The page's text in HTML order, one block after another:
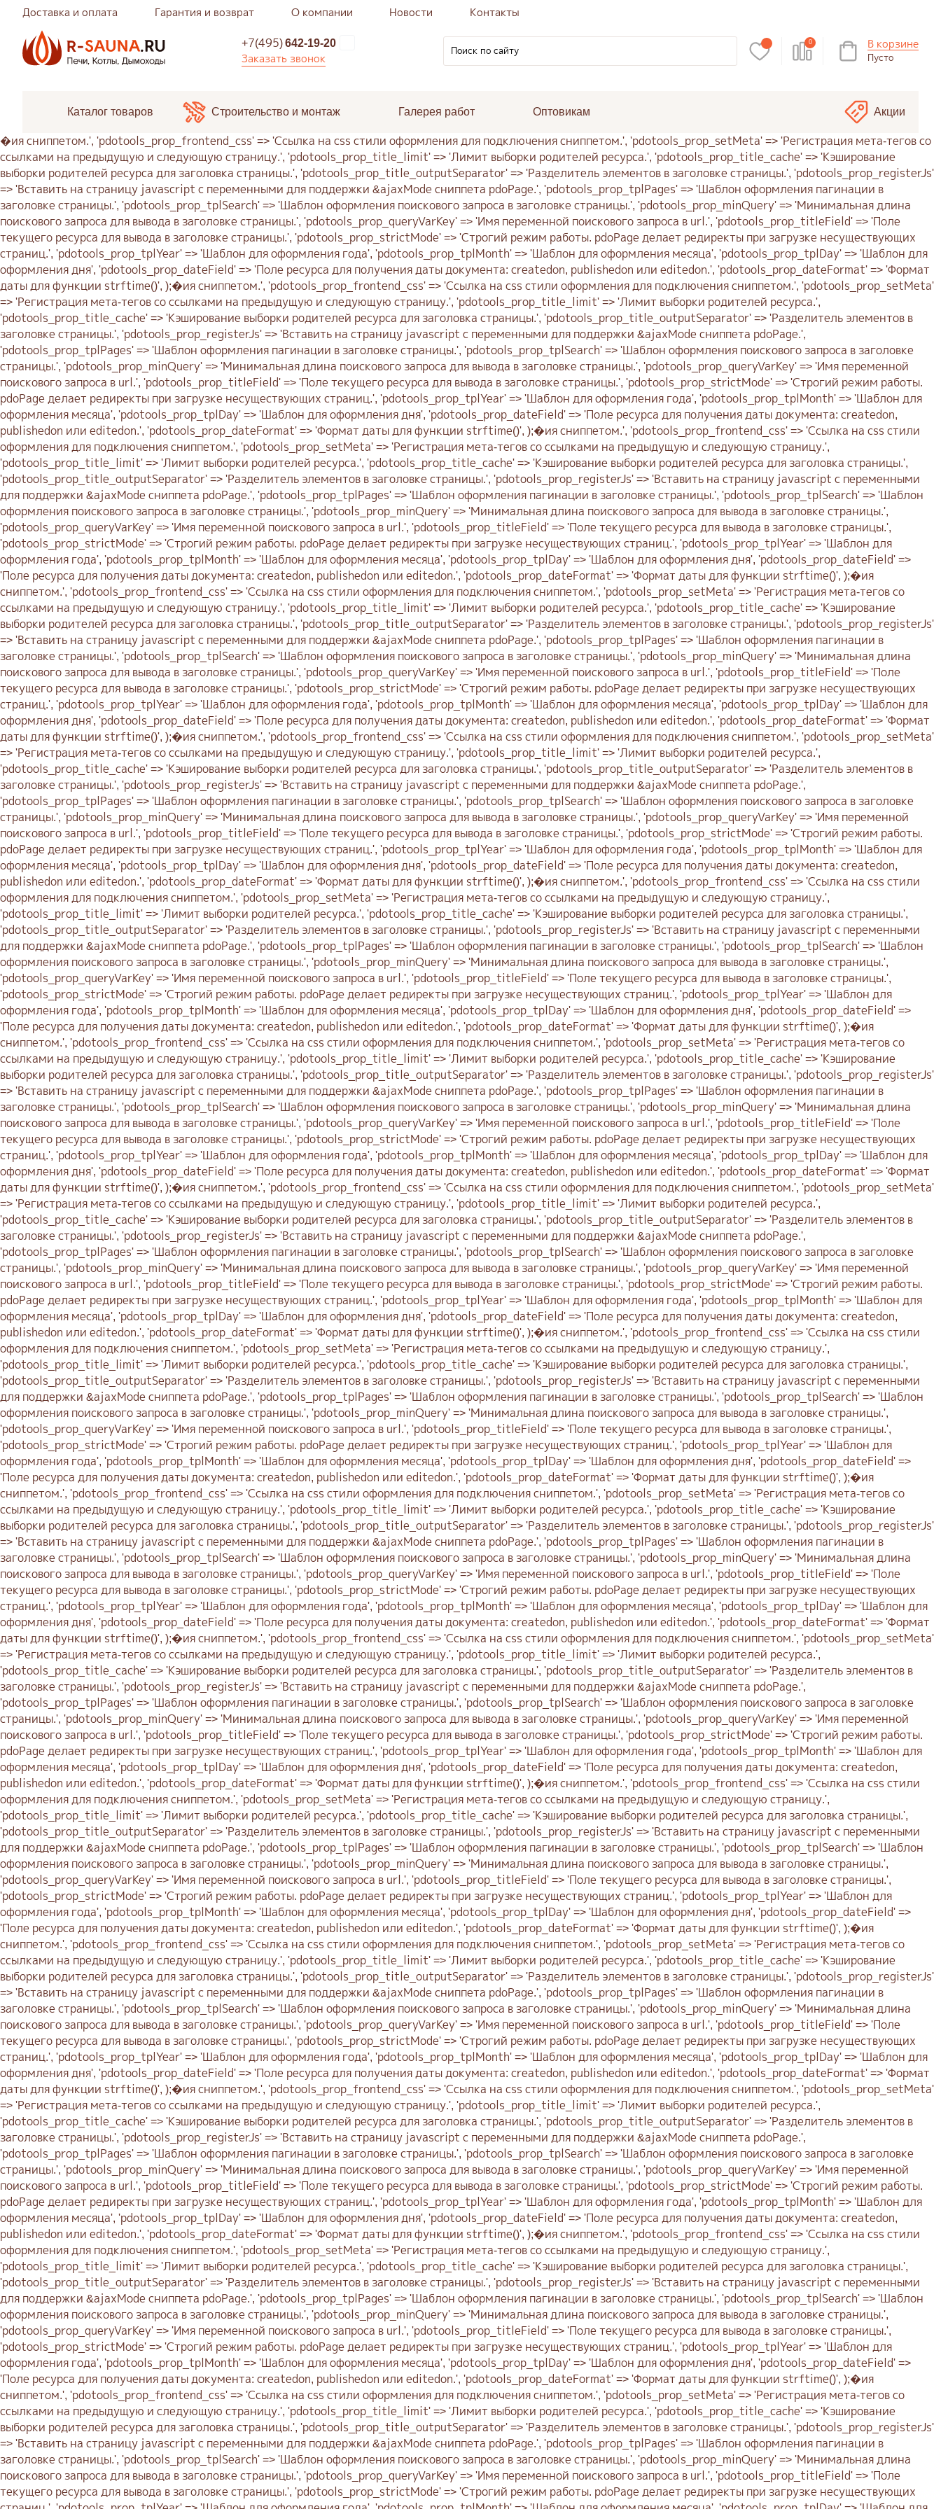
Доставка и оплата Гарантия и возврат О компании Новости Контакты
+7(495)642-19-20
Заказать звонок
0 В корзине
Пусто
Каталог товаров Строительство и монтаж Галерея работ Оптовикам Акции
�ия сниппетом.', 'pdotools_prop_frontend_css' => 'Ссылка на css стили оформления для подключения сниппетом.', 'pdotools_prop_setMeta' => 'Регистрация мета-тегов со ссылками на предыдущую и следующую страницу.', 'pdotools_prop_title_limit' => 'Лимит выборки родителей ресурса.', 'pdotools_prop_title_cache' => 'Кэширование выборки родителей ресурса для заголовка страницы.', 'pdotools_prop_title_outputSeparator' => 'Разделитель элементов в заголовке страницы.', 'pdotools_prop_registerJs' => 'Вставить на страницу javascript с переменными для поддержки &ajaxMode сниппета pdoPage.', 'pdotools_prop_tplPages' => 'Шаблон оформления пагинации в заголовке страницы.', 'pdotools_prop_tplSearch' => 'Шаблон оформления поискового запроса в заголовке страницы.', 'pdotools_prop_minQuery' => 'Минимальная длина поискового запроса для вывода в заголовке страницы.', 'pdotools_prop_queryVarKey' => 'Имя переменной поискового запроса в url.', 'pdotools_prop_titleField' => 'Поле текущего ресурса для вывода в заголовке страницы.', 'pdotools_prop_strictMode' => 'Строгий режим работы. pdoPage делает редиректы при загрузке несуществующих страниц.', 'pdotools_prop_tplYear' => 'Шаблон для оформления года', 'pdotools_prop_tplMonth' => 'Шаблон для оформления месяца', 'pdotools_prop_tplDay' => 'Шаблон для оформления дня', 'pdotools_prop_dateField' => 'Поле ресурса для получения даты документа: createdon, publishedon или editedon.', 'pdotools_prop_dateFormat' => 'Формат даты для функции strftime()', );�ия сниппетом.', 'pdotools_prop_frontend_css' => 'Ссылка на css стили оформления для подключения сниппетом.', 'pdotools_prop_setMeta' => 'Регистрация мета-тегов со ссылками на предыдущую и следующую страницу.', 'pdotools_prop_title_limit' => 'Лимит выборки родителей ресурса.', 'pdotools_prop_title_cache' => 'Кэширование выборки родителей ресурса для заголовка страницы.', 'pdotools_prop_title_outputSeparator' => 'Разделитель элементов в заголовке страницы.', 'pdotools_prop_registerJs' => 'Вставить на страницу javascript с переменными для поддержки &ajaxMode сниппета pdoPage.', 'pdotools_prop_tplPages' => 'Шаблон оформления пагинации в заголовке страницы.', 'pdotools_prop_tplSearch' => 'Шаблон оформления поискового запроса в заголовке страницы.', 'pdotools_prop_minQuery' => 'Минимальная длина поискового запроса для вывода в заголовке страницы.', 'pdotools_prop_queryVarKey' => 'Имя переменной поискового запроса в url.', 'pdotools_prop_titleField' => 'Поле текущего ресурса для вывода в заголовке страницы.', 'pdotools_prop_strictMode' => 'Строгий режим работы. pdoPage делает редиректы при загрузке несуществующих страниц.', 'pdotools_prop_tplYear' => 'Шаблон для оформления года', 'pdotools_prop_tplMonth' => 'Шаблон для оформления месяца', 'pdotools_prop_tplDay' => 'Шаблон для оформления дня', 'pdotools_prop_dateField' => 'Поле ресурса для получения даты документа: createdon, publishedon или editedon.', 'pdotools_prop_dateFormat' => 'Формат даты для функции strftime()', );�ия сниппетом.', 'pdotools_prop_frontend_css' => 'Ссылка на css стили оформления для подключения сниппетом.', 'pdotools_prop_setMeta' => 'Регистрация мета-тегов со ссылками на предыдущую и следующую страницу.', 'pdotools_prop_title_limit' => 'Лимит выборки родителей ресурса.', 'pdotools_prop_title_cache' => 'Кэширование выборки родителей ресурса для заголовка страницы.', 'pdotools_prop_title_outputSeparator' => 'Разделитель элементов в заголовке страницы.', 'pdotools_prop_registerJs' => 'Вставить на страницу javascript с переменными для поддержки &ajaxMode сниппета pdoPage.', 'pdotools_prop_tplPages' => 'Шаблон оформления пагинации в заголовке страницы.', 'pdotools_prop_tplSearch' => 'Шаблон оформления поискового запроса в заголовке страницы.', 'pdotools_prop_minQuery' => 'Минимальная длина поискового запроса для вывода в заголовке страницы.', 'pdotools_prop_queryVarKey' => 'Имя переменной поискового запроса в url.', 'pdotools_prop_titleField' => 'Поле текущего ресурса для вывода в заголовке страницы.', 'pdotools_prop_strictMode' => 'Строгий режим работы. pdoPage делает редиректы при загрузке несуществующих страниц.', 'pdotools_prop_tplYear' => 'Шаблон для оформления года', 'pdotools_prop_tplMonth' => 'Шаблон для оформления месяца', 'pdotools_prop_tplDay' => 'Шаблон для оформления дня', 'pdotools_prop_dateField' => 'Поле ресурса для получения даты документа: createdon, publishedon или editedon.', 'pdotools_prop_dateFormat' => 'Формат даты для функции strftime()', );�ия сниппетом.', 'pdotools_prop_frontend_css' => 'Ссылка на css стили оформления для подключения сниппетом.', 'pdotools_prop_setMeta' => 'Регистрация мета-тегов со ссылками на предыдущую и следующую страницу.', 'pdotools_prop_title_limit' => 'Лимит выборки родителей ресурса.', 'pdotools_prop_title_cache' => 'Кэширование выборки родителей ресурса для заголовка страницы.', 'pdotools_prop_title_outputSeparator' => 'Разделитель элементов в заголовке страницы.', 'pdotools_prop_registerJs' => 'Вставить на страницу javascript с переменными для поддержки &ajaxMode сниппета pdoPage.', 'pdotools_prop_tplPages' => 'Шаблон оформления пагинации в заголовке страницы.', 'pdotools_prop_tplSearch' => 'Шаблон оформления поискового запроса в заголовке страницы.', 'pdotools_prop_minQuery' => 'Минимальная длина поискового запроса для вывода в заголовке страницы.', 'pdotools_prop_queryVarKey' => 'Имя переменной поискового запроса в url.', 'pdotools_prop_titleField' => 'Поле текущего ресурса для вывода в заголовке страницы.', 'pdotools_prop_strictMode' => 'Строгий режим работы. pdoPage делает редиректы при загрузке несуществующих страниц.', 'pdotools_prop_tplYear' => 'Шаблон для оформления года', 'pdotools_prop_tplMonth' => 'Шаблон для оформления месяца', 'pdotools_prop_tplDay' => 'Шаблон для оформления дня', 'pdotools_prop_dateField' => 'Поле ресурса для получения даты документа: createdon, publishedon или editedon.', 'pdotools_prop_dateFormat' => 'Формат даты для функции strftime()', );�ия сниппетом.', 'pdotools_prop_frontend_css' => 'Ссылка на css стили оформления для подключения сниппетом.', 'pdotools_prop_setMeta' => 'Регистрация мета-тегов со ссылками на предыдущую и следующую страницу.', 'pdotools_prop_title_limit' => 'Лимит выборки родителей ресурса.', 'pdotools_prop_title_cache' => 'Кэширование выборки родителей ресурса для заголовка страницы.', 'pdotools_prop_title_outputSeparator' => 'Разделитель элементов в заголовке страницы.', 'pdotools_prop_registerJs' => 'Вставить на страницу javascript с переменными для поддержки &ajaxMode сниппета pdoPage.', 'pdotools_prop_tplPages' => 'Шаблон оформления пагинации в заголовке страницы.', 'pdotools_prop_tplSearch' => 'Шаблон оформления поискового запроса в заголовке страницы.', 'pdotools_prop_minQuery' => 'Минимальная длина поискового запроса для вывода в заголовке страницы.', 'pdotools_prop_queryVarKey' => 'Имя переменной поискового запроса в url.', 'pdotools_prop_titleField' => 'Поле текущего ресурса для вывода в заголовке страницы.', 'pdotools_prop_strictMode' => 'Строгий режим работы. pdoPage делает редиректы при загрузке несуществующих страниц.', 'pdotools_prop_tplYear' => 'Шаблон для оформления года', 'pdotools_prop_tplMonth' => 'Шаблон для оформления месяца', 'pdotools_prop_tplDay' => 'Шаблон для оформления дня', 'pdotools_prop_dateField' => 'Поле ресурса для получения даты документа: createdon, publishedon или editedon.', 'pdotools_prop_dateFormat' => 'Формат даты для функции strftime()', );�ия сниппетом.', 'pdotools_prop_frontend_css' => 'Ссылка на css стили оформления для подключения сниппетом.', 'pdotools_prop_setMeta' => 'Регистрация мета-тегов со ссылками на предыдущую и следующую страницу.', 'pdotools_prop_title_limit' => 'Лимит выборки родителей ресурса.', 'pdotools_prop_title_cache' => 'Кэширование выборки родителей ресурса для заголовка страницы.', 'pdotools_prop_title_outputSeparator' => 'Разделитель элементов в заголовке страницы.', 'pdotools_prop_registerJs' => 'Вставить на страницу javascript с переменными для поддержки &ajaxMode сниппета pdoPage.', 'pdotools_prop_tplPages' => 'Шаблон оформления пагинации в заголовке страницы.', 'pdotools_prop_tplSearch' => 'Шаблон оформления поискового запроса в заголовке страницы.', 'pdotools_prop_minQuery' => 'Минимальная длина поискового запроса для вывода в заголовке страницы.', 'pdotools_prop_queryVarKey' => 'Имя переменной поискового запроса в url.', 'pdotools_prop_titleField' => 'Поле текущего ресурса для вывода в заголовке страницы.', 'pdotools_prop_strictMode' => 'Строгий режим работы. pdoPage делает редиректы при загрузке несуществующих страниц.', 'pdotools_prop_tplYear' => 'Шаблон для оформления года', 'pdotools_prop_tplMonth' => 'Шаблон для оформления месяца', 'pdotools_prop_tplDay' => 'Шаблон для оформления дня', 'pdotools_prop_dateField' => 'Поле ресурса для получения даты документа: createdon, publishedon или editedon.', 'pdotools_prop_dateFormat' => 'Формат даты для функции strftime()', );�ия сниппетом.', 'pdotools_prop_frontend_css' => 'Ссылка на css стили оформления для подключения сниппетом.', 'pdotools_prop_setMeta' => 'Регистрация мета-тегов со ссылками на предыдущую и следующую страницу.', 'pdotools_prop_title_limit' => 'Лимит выборки родителей ресурса.', 'pdotools_prop_title_cache' => 'Кэширование выборки родителей ресурса для заголовка страницы.', 'pdotools_prop_title_outputSeparator' => 'Разделитель элементов в заголовке страницы.', 'pdotools_prop_registerJs' => 'Вставить на страницу javascript с переменными для поддержки &ajaxMode сниппета pdoPage.', 'pdotools_prop_tplPages' => 'Шаблон оформления пагинации в заголовке страницы.', 'pdotools_prop_tplSearch' => 'Шаблон оформления поискового запроса в заголовке страницы.', 'pdotools_prop_minQuery' => '